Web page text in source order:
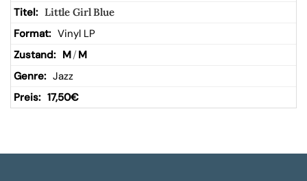
Little Girl Blue
Vinyl LP
M/ M
Jazz
17,50€